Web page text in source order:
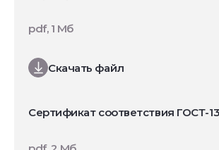
Скачать файл
pdf, 1 Мб
Сертификат соответствия ГОСТ-